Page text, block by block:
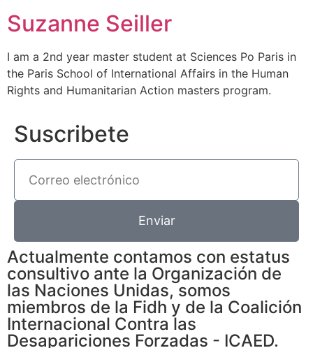
Suzanne Seiller
I am a 2nd year master student at Sciences Po Paris in
the Paris School of International Affairs in the Human
Rights and Humanitarian Action masters program.
Suscribete
Enviar
Actualmente contamos con estatus
consultivo ante la Organización de
las Naciones Unidas, somos
miembros de la Fidh y de la Coalición
Internacional Contra las
Desapariciones Forzadas - ICAED.